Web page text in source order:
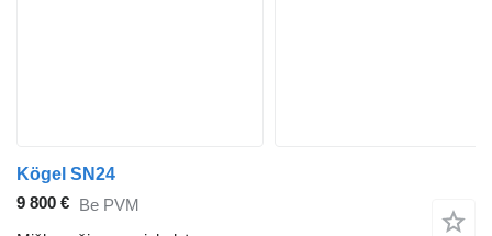
Kögel SN24
9 800 € Be PVM